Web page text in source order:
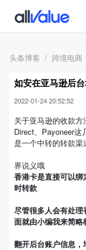
头条博客 跨境电商
如安在亚马逊后
2022-01-24 20:52:52
关于亚马逊的收款
Direct、Payoneer这
是一个中转的转款渠
界说义哦
香港卡是直接可以
时转款
尽管很多人会有处
面就由小编我来简略
翻开后台账户信息，